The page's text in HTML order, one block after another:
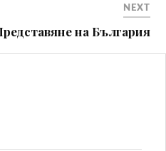
NEXT
на България